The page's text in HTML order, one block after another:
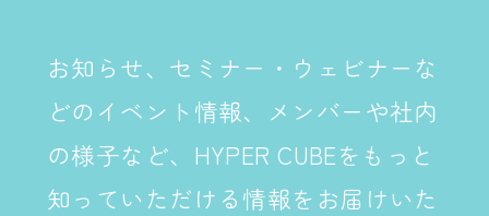
お知らせ、セミナー・ウェビナーな
どのイベント情報、メンバーや社内
の様子など、 HYPER CUBEをもっと
知っていただける情報をお届けいた